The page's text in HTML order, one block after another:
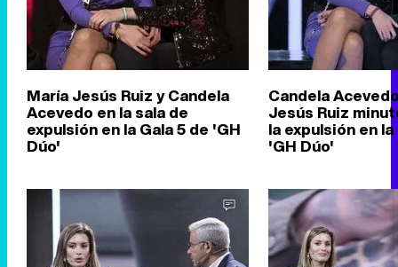
María Jesús Ruiz y Candela
Acevedo en la sala de
expulsión en la Gala 5 de 'GH
Dúo'
Candela
Jesús Ruiz
la expulsión en
'GH Dúo'